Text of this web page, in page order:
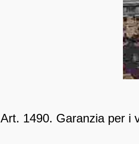
Art. 1490. Garanzia per i